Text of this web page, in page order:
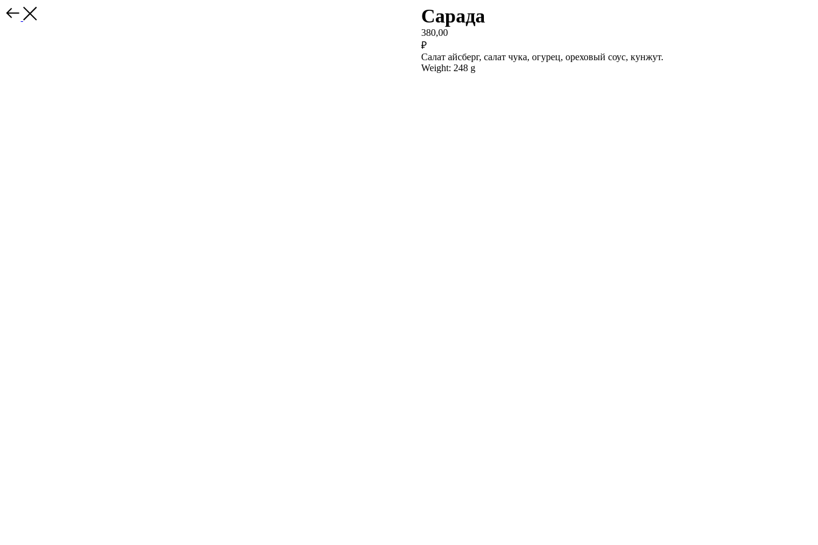
Сарада
380,00
₽
Салат айсберг, салат чука, огурец, ореховый соус, кунжут.
Weight: 248 g